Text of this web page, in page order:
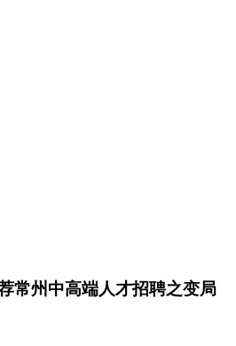
常州中高端人才招聘之变局